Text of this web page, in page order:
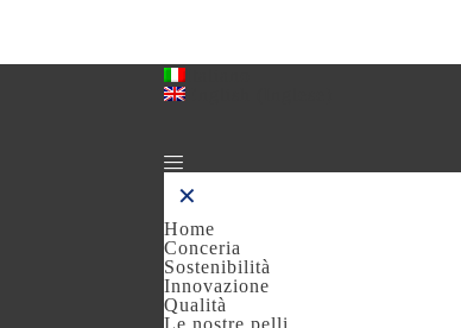
✕
Home
Conceria
Sostenibilità
Innovazione
Qualità
Le nostre pelli